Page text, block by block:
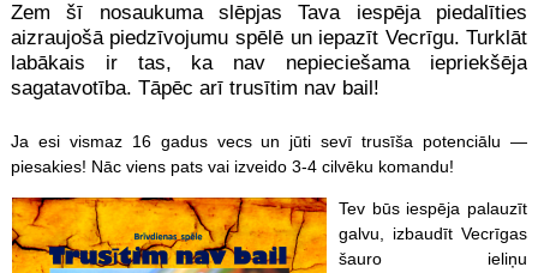
Zem šī nosaukuma slēpjas Tava iespēja piedalīties
aizraujošā piedzīvojumu spēlē un iepazīt Vecrīgu. Turklāt
labākais ir tas, ka nav nepieciešama iepriekšēja
sagatavotība. Tāpēc arī trusītim nav bail!
Ja esi vismaz 16 gadus vecs un jūti sevī trusīša potenciālu ―
piesakies! Nāc viens pats vai izveido 3-4 cilvēku komandu!
Tev būs iespēja palauzīt
galvu, izbaudīt Vecrīgas
šauro ieliņu